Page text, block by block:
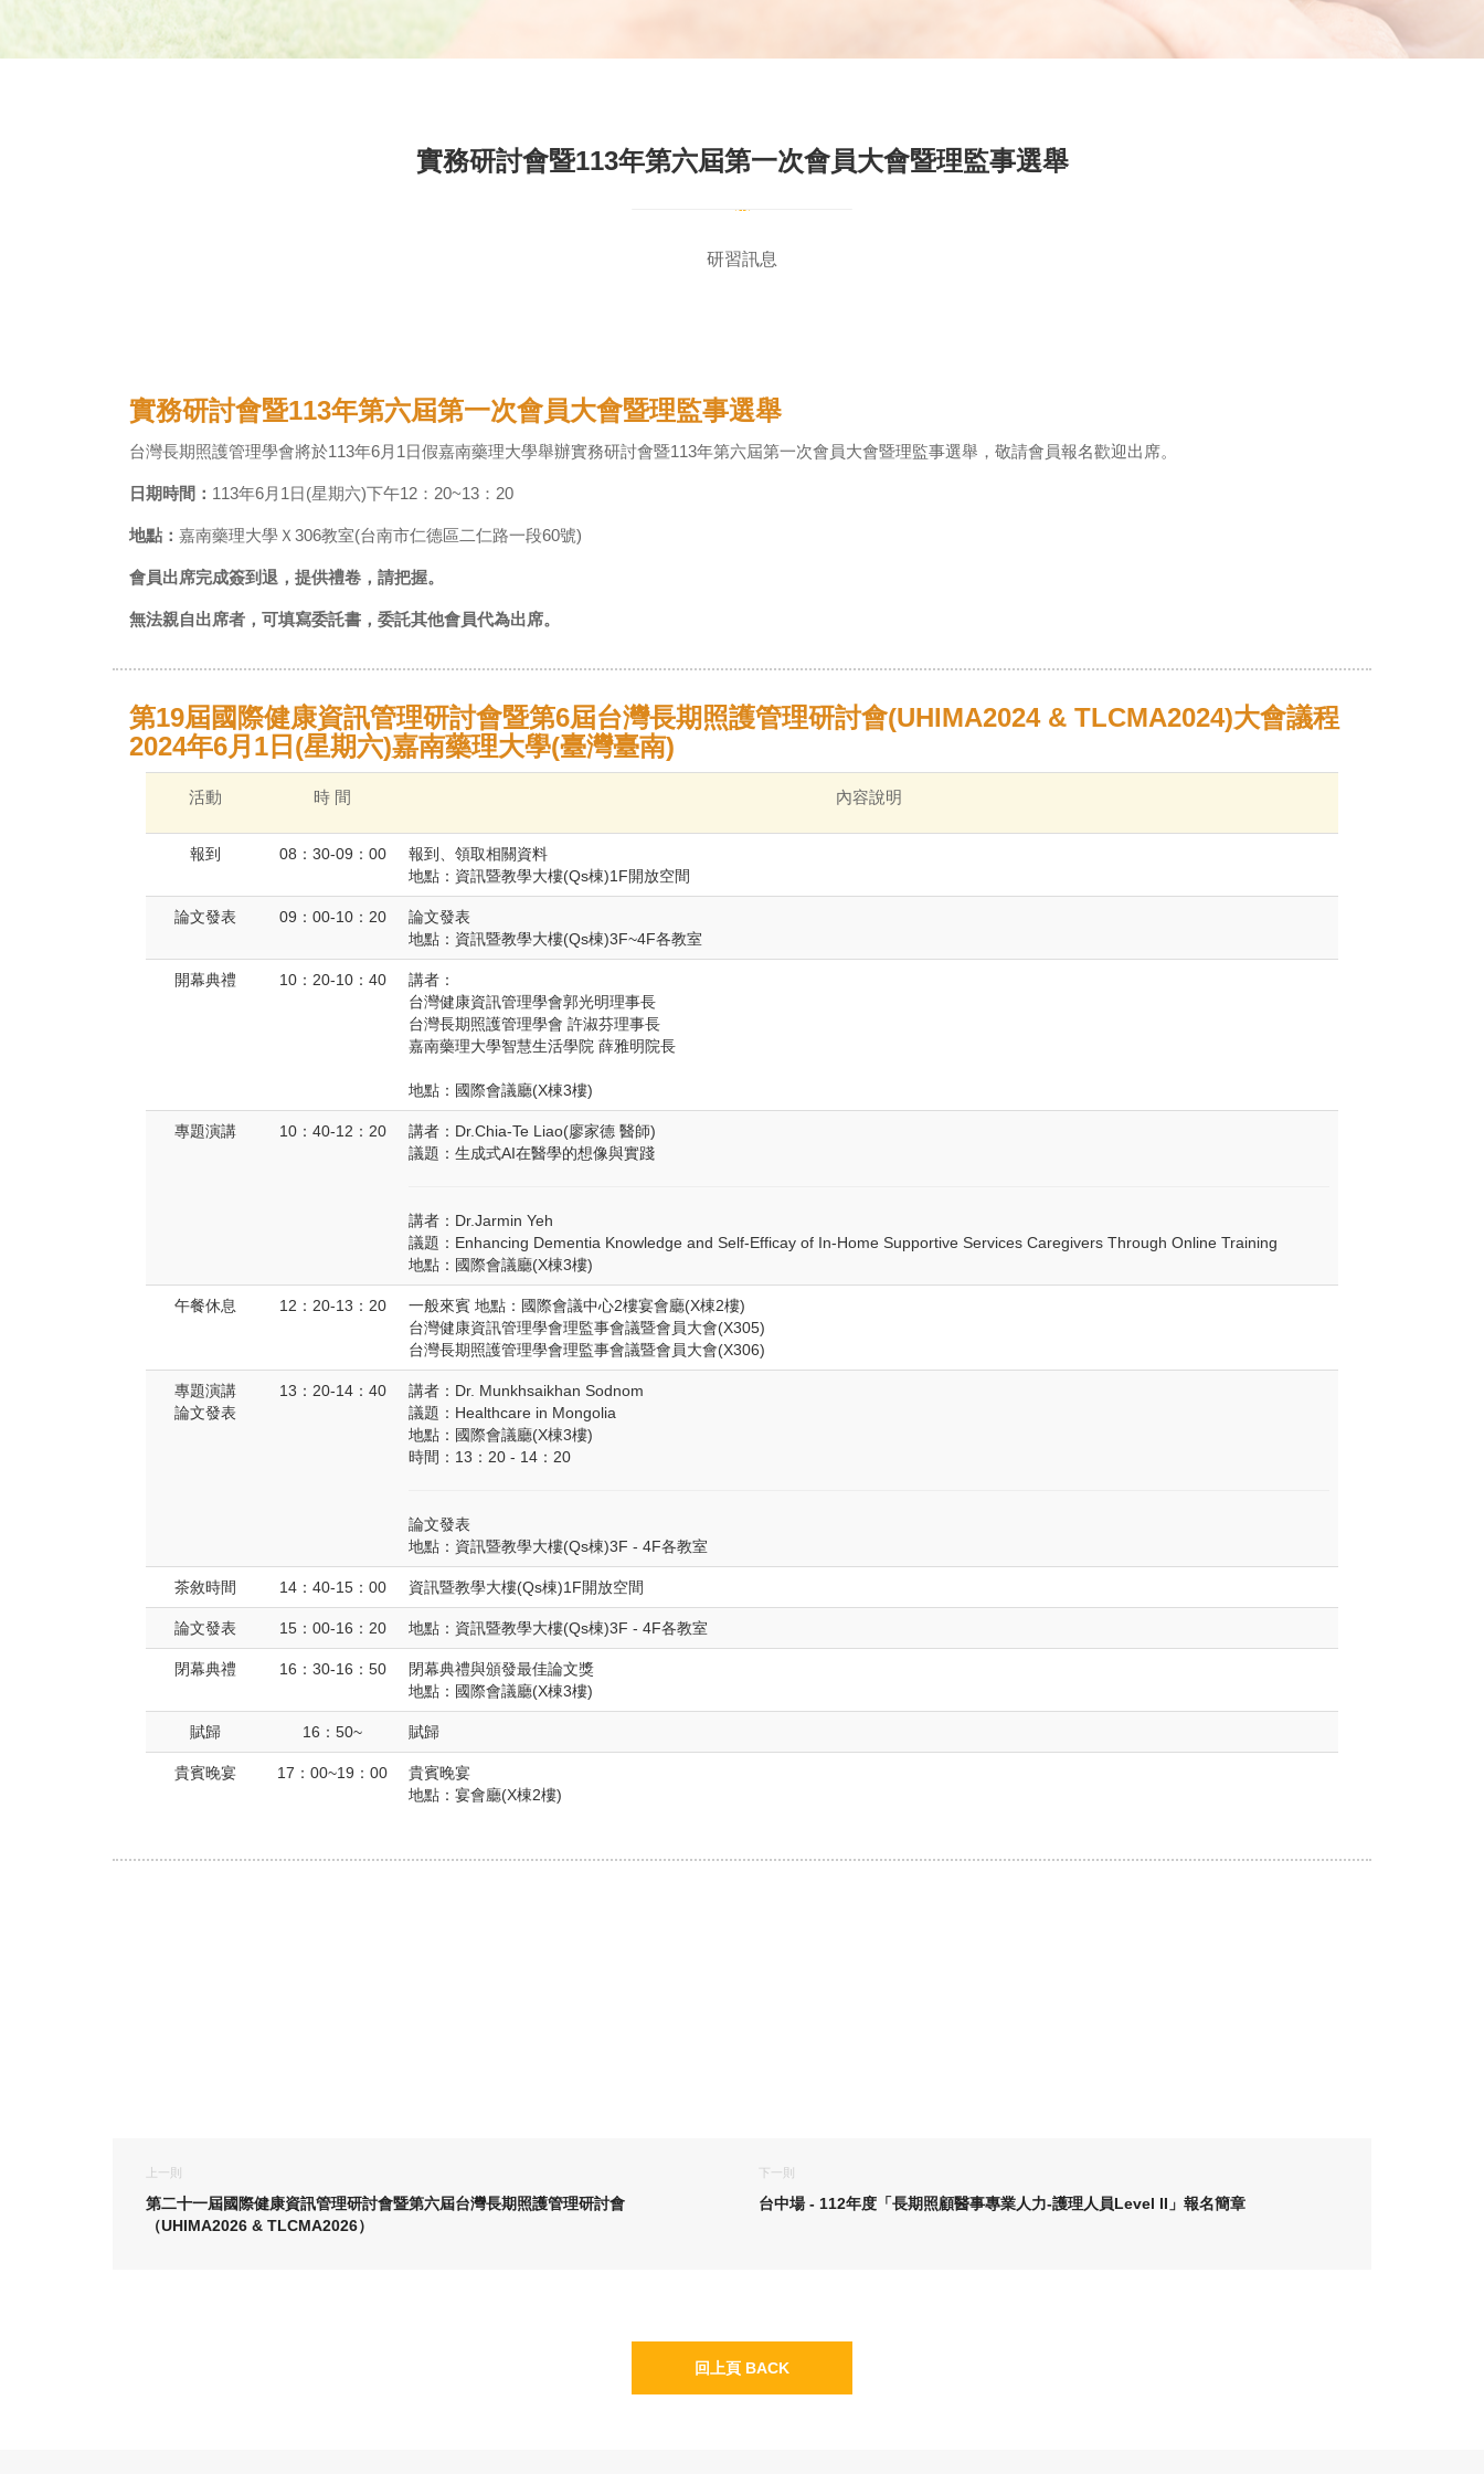
實務研討會暨113年第六屆第一次會員大會暨理監事選舉
研習訊息
實務研討會暨113年第六屆第一次會員大會暨理監事選舉
台灣長期照護管理學會將於113年6月1日假嘉南藥理大學舉辦實務研討會暨113年第六屆第一次會員大會暨理監事選舉，敬請會員報名歡迎出席。
日期時間： 113年6月1日(星期六)下午12：20~13：20
地點： 嘉南藥理大學Ｘ306教室(台南市仁德區二仁路一段60號)
會員出席完成簽到退，提供禮卷，請把握。
無法親自出席者，可填寫委託書，委託其他會員代為出席。
第19屆國際健康資訊管理研討會暨第6屆台灣長期照護管理研討會(UHIMA2024 & TLCMA2024)大會議程
2024年6月1日(星期六)嘉南藥理大學(臺灣臺南)
活動 時 間 內容說明
報到 08：30-09：00
報到、領取相關資料
地點：資訊暨教學大樓(Qs棟)1F開放空間
論文發表 09：00-10：20
論文發表
地點：資訊暨教學大樓(Qs棟)3F~4F各教室
開幕典禮 10：20-10：40
講者：
台灣健康資訊管理學會郭光明理事長
台灣長期照護管理學會 許淑芬理事長
嘉南藥理大學智慧生活學院 薛雅明院長
地點：國際會議廳(X棟3樓)
專題演講 10：40-12：20
講者：Dr.Chia-Te Liao(廖家德 醫師)
議題：生成式AI在醫學的想像與實踐
講者：Dr.Jarmin Yeh
議題：Enhancing Dementia Knowledge and Self-Efficay of In-Home Supportive Services Caregivers Through Online Training
地點：國際會議廳(X棟3樓)
午餐休息 12：20-13：20
一般來賓 地點：國際會議中心2樓宴會廳(X棟2樓)
台灣健康資訊管理學會理監事會議暨會員大會(X305)
台灣長期照護管理學會理監事會議暨會員大會(X306)
專題演講
論文發表
13：20-14：40
講者：Dr. Munkhsaikhan Sodnom
議題：Healthcare in Mongolia
地點：國際會議廳(X棟3樓)
時間：13：20 - 14：20
論文發表
地點：資訊暨教學大樓(Qs棟)3F - 4F各教室
茶敘時間 14：40-15：00 資訊暨教學大樓(Qs棟)1F開放空間
論文發表 15：00-16：20 地點：資訊暨教學大樓(Qs棟)3F - 4F各教室
閉幕典禮 16：30-16：50
閉幕典禮與頒發最佳論文獎
地點：國際會議廳(X棟3樓)
賦歸 16：50~ 賦歸
貴賓晚宴 17：00~19：00
貴賓晚宴
地點：宴會廳(X棟2樓)
上一則
第二十一屆國際健康資訊管理研討會暨第六屆台灣長期照護管理研討會
（UHIMA2026 & TLCMA2026）
下一則
台中場 - 112年度「長期照顧醫事專業人力-護理人員Level II」報名簡章
回上頁 BACK